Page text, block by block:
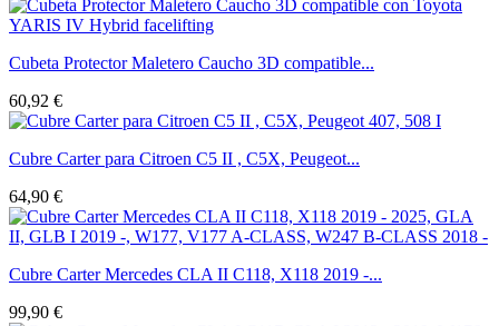
Cubeta Protector Maletero Caucho 3D compatible...
60,92 €
Cubre Carter para Citroen C5 II , C5X, Peugeot...
64,90 €
Cubre Carter Mercedes CLA II C118, X118 2019 -...
99,90 €